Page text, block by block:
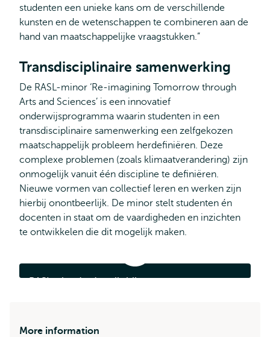
studenten een unieke kans om de verschillende
kunsten en de wetenschappen te combineren aan de
hand van maatschappelijke vraagstukken.”
Transdisciplinaire samenwerking
De RASL-minor ‘Re-imagining Tomorrow through
Arts and Sciences’ is een innovatief
onderwijsprogramma waarin studenten in een
transdisciplinaire samenwerking een zelfgekozen
maatschappelijk probleem herdefiniëren. Deze
complexe problemen (zoals klimaatverandering) zijn
onmogelijk vanuit één discipline te definiëren.
Nieuwe vormen van collectief leren en werken zijn
hierbij onontbeerlijk. De minor stelt studenten én
docenten in staat om de vaardigheden en inzichten
te ontwikkelen die dit mogelijk maken.
wint
RASL wint derde prijs bij eerste
More information